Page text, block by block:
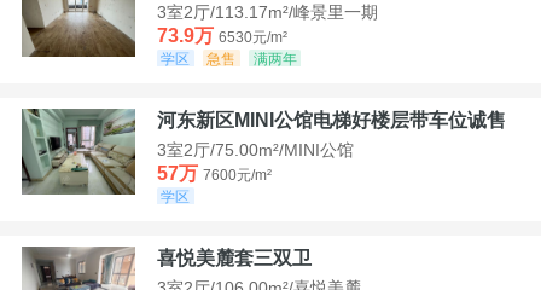
3室2厅/113.17m²/峰景里一期
73.9万 6530元/m²
学区
急售 满两年
河东新区MINI公馆电梯好楼层带车位诚售
3室2厅/75.00m²/MINI公馆
57万 7600元/m²
学区
喜悦美麓套三双卫